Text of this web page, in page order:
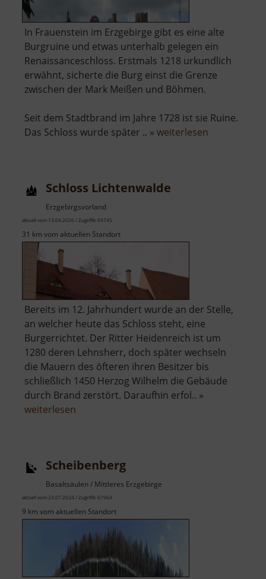
In Frauenstein im Erzgebirge gibt es eine alte
Burgruine und etwas unterhalb gelegen ein
Renaissanceschloss. Erstmals 1218 urkundlich
erwähnt, sicherte die Burg einst die Grenze
zwischen der Mark Meißen und Böhmen.
Seit dem Stadtbrand im Jahre 1728 ist sie Ruine.
Das Schloss wurde später .. » weiterlesen
Schloss Lichtenwalde
Erzgebirgsvorland
aktuell vom 13.04.2026 / Zugriffe: 69745
31 km vom aktuellen Standort
Bereits im 12. Jahrhundert wurde an der Stelle,
an welcher heute das Schloss steht, eine
Burgerrichtet. Der Ritter Heidenreich ist um
1280 deren Lehnsherr, doch später wechseln
die Mauern des öfteren ihren Besitzer bis
schließlich 1450 Herzog Wilhelm die Gebäude
durch Brand zerstört. Daraufhin erfol.. »
weiterlesen
Scheibenberg
Basaltsäulen / Mittleres Erzgebirge
aktuell vom 23.07.2024 / Zugriffe: 67964
9 km vom aktuellen Standort